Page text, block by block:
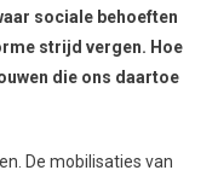
sociale behoeften
strijd vergen. Hoe
die ons daartoe
De mobilisaties van